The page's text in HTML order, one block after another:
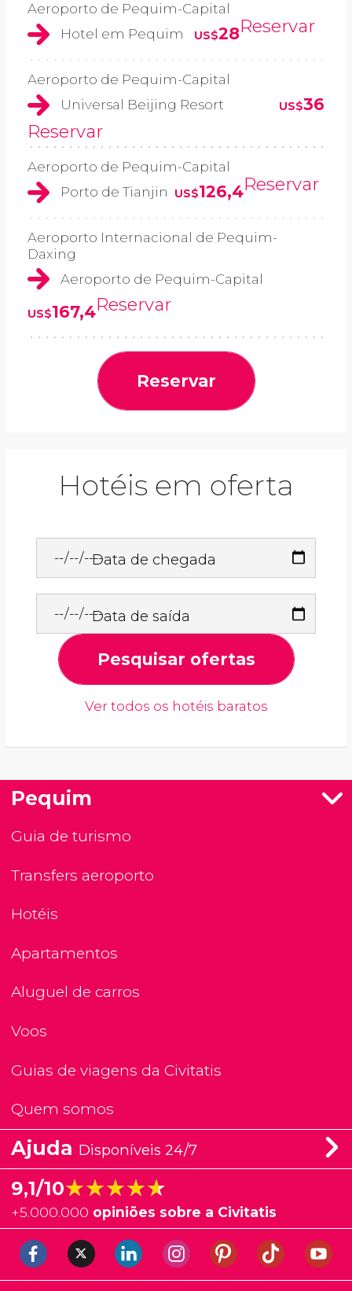
Aeroporto de Pequim-Capital
Hotel em Pequim
US$28Reservar
Aeroporto de Pequim-Capital
Universal Beijing Resort
US$36
Reservar
Aeroporto de Pequim-Capital
Porto de Tianjin
US$126,4Reservar
Aeroporto Internacional de Pequim-
Daxing
Aeroporto de Pequim-Capital
US$167,4Reservar
Reservar
Hotéis em oferta
Data de chegada
Data de saída
Pesquisar ofertas
Ver todos os hotéis baratos
Pequim
Guia de turismo
Transfers aeroporto
Hotéis
Apartamentos
Aluguel de carros
Voos
Guias de viagens da Civitatis
Quem somos
Ajuda Disponíveis 24/7
9,1/10★★★★★
★★★★★
+5.000.000 opiniões sobre a Civitatis